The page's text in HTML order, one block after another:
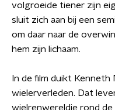
volgroeide tiener zijn
sluit zich aan bij een
om daar naar de
hem zijn lichaam.
In de film duikt Kenneth
wielerverleden. Dat
wielrenwereldje rond